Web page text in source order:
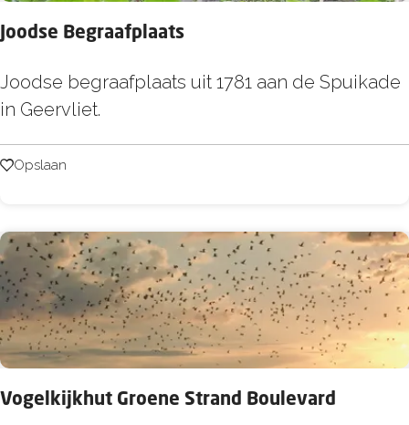
e
u
m
e
e
v
o
e
t
s
l
Joodse Begraafplaats
J
o
d
B
e
g
r
a
f
Joodse begraafplaats uit 1781 aan de Spuikade
in Geervliet.
Opslaan
Opslaan
Vogelkijkhut Groene Strand Boulevard